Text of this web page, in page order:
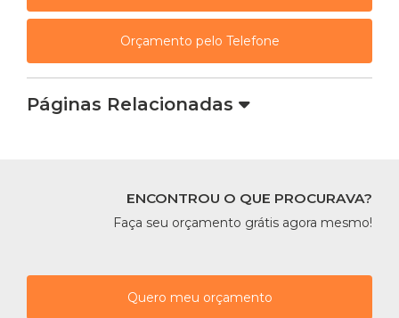
Orçamento pelo Telefone
Páginas Relacionadas
ENCONTROU O QUE PROCURAVA?
Faça seu orçamento grátis agora mesmo!
Quero meu orçamento